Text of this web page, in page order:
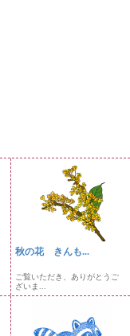
秋の花 きんも...
ご覧いただき、ありがとうご
ざいま...